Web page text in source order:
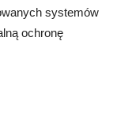
systemów
ochronę